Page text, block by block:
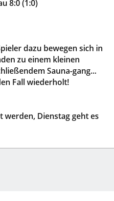
8:0 (1:0)
dazu bewegen sich in
zu einem kleinen
Sauna-gang...
Fall wiederholt!
Dienstag geht es